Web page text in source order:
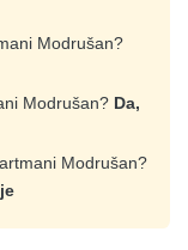
Modrušan?
Modrušan? Da,
Modrušan?